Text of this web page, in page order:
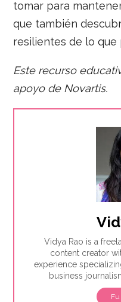
tomar para
que también
resilientes de lo que
Este recurso
apoyo de Novartis.
Vidya Rao is a
content creator
experience
business
amplifying